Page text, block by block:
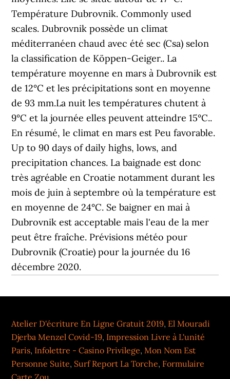
Atelier D'écriture En Ligne Gratuit 2019, El Mouradi
Djerba Menzel Covid-19, Impression Livre à L'unité
Paris, Infolettre - Casino Privilege,Mon Nom Est
Personne Suite, Surf Report La Torche, Formulaire
Carte Zou